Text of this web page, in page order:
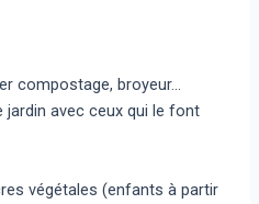
compostage, broyeur…
jardin avec ceux qui le font
végétales (enfants à partir